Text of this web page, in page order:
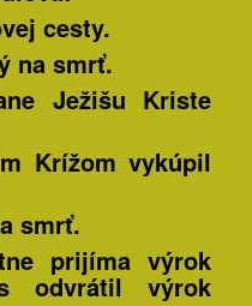
cesty.
na smrť.
Ježišu Kriste
Krížom vykúpil
smrť.
prijíma výrok
odvrátil výrok